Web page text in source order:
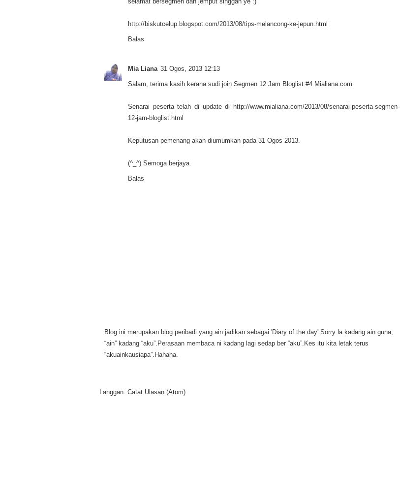
http://biskutcelup.blogspot.com/2013/08/tips-melancong-ke-jepun.html
Balas
Mia Liana 31 Ogos, 2013 12:13
Salam, terima kasih kerana sudi join Segmen 12 Jam Bloglist #4 Mialiana.com
Senarai peserta telah di update di http://www.mialiana.com/2013/08/senarai-peserta-segmen-
12-jam-bloglist.html
Keputusan pemenang akan diumumkan pada 31 Ogos 2013.
(^_^) Semoga berjaya.
Balas
Blog ini merupakan blog peribadi yang ain jadikan sebagai 'Diary of the day'.Sorry la kadang ain guna,
“ain” kadang “aku”.Perasaan membaca ni kadang lagi sedap ber “aku”.Kes itu kita letak terus
“akuainkausiapa”.Hahaha.
Langgan: Catat Ulasan (Atom)